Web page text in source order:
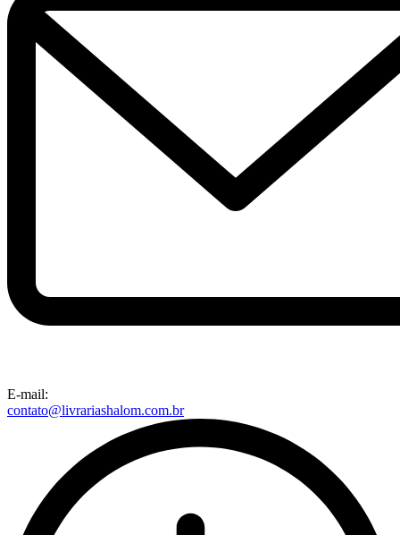
E-mail:
contato@livrariashalom.com.br